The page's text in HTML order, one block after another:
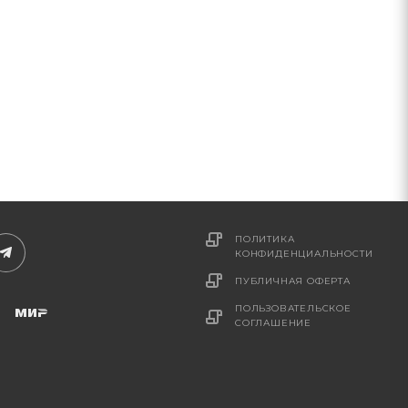
ПОЛИТИКА
КОНФИДЕНЦИАЛЬНОСТИ
ПУБЛИЧНАЯ ОФЕРТА
ПОЛЬЗОВАТЕЛЬСКОЕ
СОГЛАШЕНИЕ